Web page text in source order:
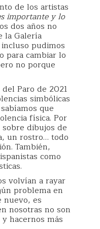
de los artistas
importante y lo
dos años no
la Galería
pudimos
para cambiar lo
no porque
Paro de 2021
simbólicas
que
física. Por
dibujos de
un rostro… todo
También,
como
volvían a rayar
problema en
es
nosotras no son
hacernos más